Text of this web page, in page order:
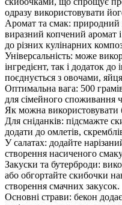
одразу використовувати
Аромат та смак: природний
виразний копчений аромат
до різних кулінарних
Універсальність: може
інгредієнт, так і додаток
поєднується з овочами,
Оптимальна вага: 500
для сімейного споживання
Як можна використовувати
Для сніданків: підсмажте
додати до омлетів,
У салатах: додайте
створення насиченого
Закуски та бутерброди:
або обгортайте скибочки
створення смачних закусок.
Основні страви: бекон